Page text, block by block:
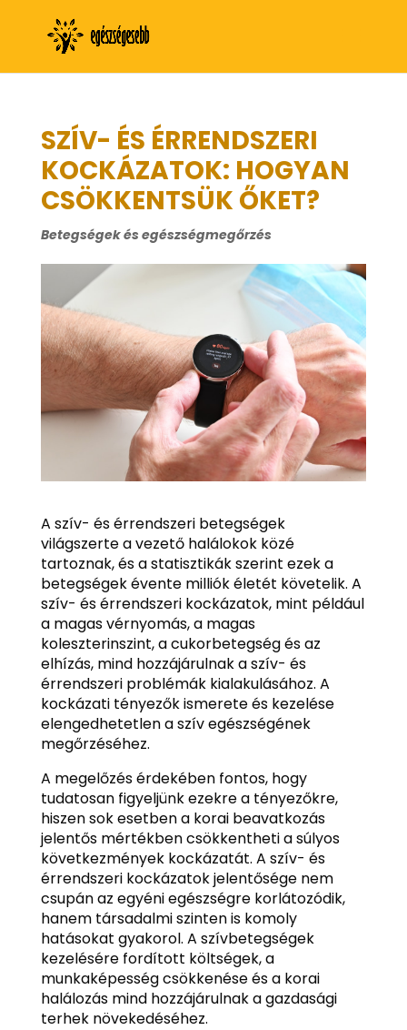
SZÍV- ÉS ÉRRENDSZERI
KOCKÁZATOK: HOGYAN
CSÖKKENTSÜK ŐKET?
Betegségek és egészségmegőrzés
A szív- és érrendszeri betegségek
világszerte a vezető halálokok közé
tartoznak, és a statisztikák szerint ezek a
betegségek évente milliók életét követelik. A
szív- és érrendszeri kockázatok, mint például
a magas vérnyomás, a magas
koleszterinszint, a cukorbetegség és az
elhízás, mind hozzájárulnak a szív- és
érrendszeri problémák kialakulásához. A
kockázati tényezők ismerete és kezelése
elengedhetetlen a szív egészségének
megőrzéséhez.
A megelőzés érdekében fontos, hogy
tudatosan figyeljünk ezekre a tényezőkre,
hiszen sok esetben a korai beavatkozás
jelentős mértékben csökkentheti a súlyos
következmények kockázatát. A szív- és
érrendszeri kockázatok jelentősége nem
csupán az egyéni egészségre korlátozódik,
hanem társadalmi szinten is komoly
hatásokat gyakorol. A szívbetegségek
kezelésére fordított költségek, a
munkaképesség csökkenése és a korai
halálozás mind hozzájárulnak a gazdasági
terhek növekedéséhez.